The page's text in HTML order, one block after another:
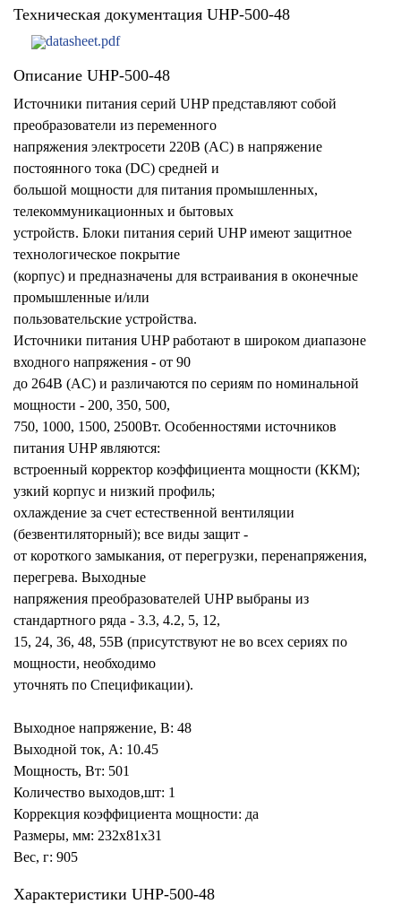
Техническая документация UHP-500-48
datasheet.pdf
Описание UHP-500-48
Источники питания серий UHP представляют собой
преобразователи из переменного
напряжения электросети 220В (AC) в напряжение
постоянного тока (DC) средней и
большой мощности для питания промышленных,
телекоммуникационных и бытовых
устройств. Блоки питания серий UHP имеют защитное
технологическое покрытие
(корпус) и предназначены для встраивания в оконечные
промышленные и/или
пользовательские устройства.
Источники питания UHP работают в широком диапазоне
входного напряжения - от 90
до 264В (AC) и различаются по сериям по номинальной
мощности - 200, 350, 500,
750, 1000, 1500, 2500Вт. Особенностями источников
питания UHP являются:
встроенный корректор коэффициента мощности (ККМ);
узкий корпус и низкий профиль;
охлаждение за счет естественной вентиляции
(безвентиляторный); все виды защит -
от короткого замыкания, от перегрузки, перенапряжения,
перегрева. Выходные
напряжения преобразователей UHP выбраны из
стандартного ряда - 3.3, 4.2, 5, 12,
15, 24, 36, 48, 55В (присутствуют не во всех сериях по
мощности, необходимо
уточнять по Спецификации).
Выходное напряжение, В: 48
Выходной ток, А: 10.45
Мощность, Вт: 501
Количество выходов,шт: 1
Коррекция коэффициента мощности: да
Размеры, мм: 232x81x31
Вес, г: 905
Характеристики UHP-500-48